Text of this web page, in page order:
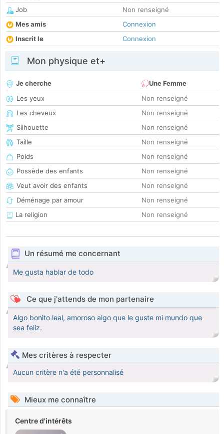
Job
Non renseigné
Mes amis
Connexion
Inscrit le
Connexion
Mon physique et+
Je cherche
Une Femme
Les yeux
Non renseigné
Les cheveux
Non renseigné
Silhouette
Non renseigné
Taille
Non renseigné
Poids
Non renseigné
Possède des enfants
Non renseigné
Veut avoir des enfants
Non renseigné
Déménage par amour
Non renseigné
La religion
Non renseigné
Un résumé me concernant
Me gusta hablar de todo
Ce que j'attends de mon partenaire
Algo bonito leal, amoroso algo que le guste mi mundo que
sea feliz.
Mes critères à respecter
Aucun critère n'a été personnalisé
Mieux me connaître
Centre d'intérêts